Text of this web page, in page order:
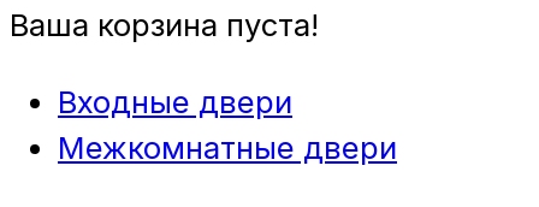
Ваша корзина пуста!
Входные двери
Межкомнатные двери